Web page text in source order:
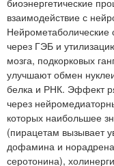
взаимодействие с
через ГЭБ и
мозга, подкорковых
улучшают обмен
белка и РНК. Эффект
через
которых наибольшее
(пирацетам вызывает
дофамина и
серотонина),